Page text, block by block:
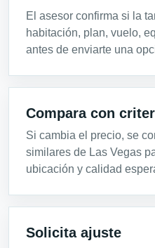
El asesor confirma si la
habitación, plan, vuelo,
antes de enviarte una
Compara con
Si cambia el precio, se
similares de Las Vegas
ubicación y calidad
Solicita ajuste